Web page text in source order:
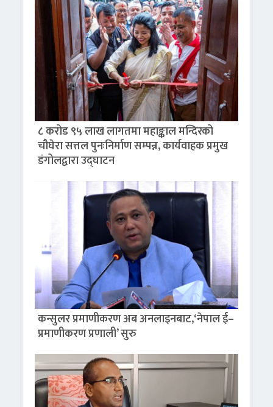
८ करोड ९५ लाख लागतमा महाङ्काल मन्दिरको
चौघेरा सत्तल पुनःनिर्माण सम्पन्न, कार्यवाहक प्रमुख
डंगोलद्वारा उद्घाटन
कन्सुलर प्रमाणीकरण अब अनलाइनबाट,‘नेपाल ई–
प्रमाणीकरण प्रणाली’ सुरु